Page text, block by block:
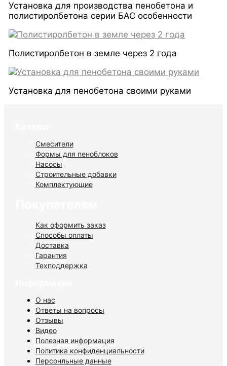
Установка для производства пенобетона и
полистиролбетона серии БАС особенности
Полистиролбетон в земле через 2 года
Установка для пенобетона своими руками
Смесители
Формы для пеноблоков
Насосы
Строительные добавки
Комплектующие
Как оформить заказ
Способы оплаты
Доставка
Гарантия
Техподдержка
О нас
Ответы на вопросы
Отзывы
Видео
Полезная информация
Политика конфиденциальности
Персонльные данные